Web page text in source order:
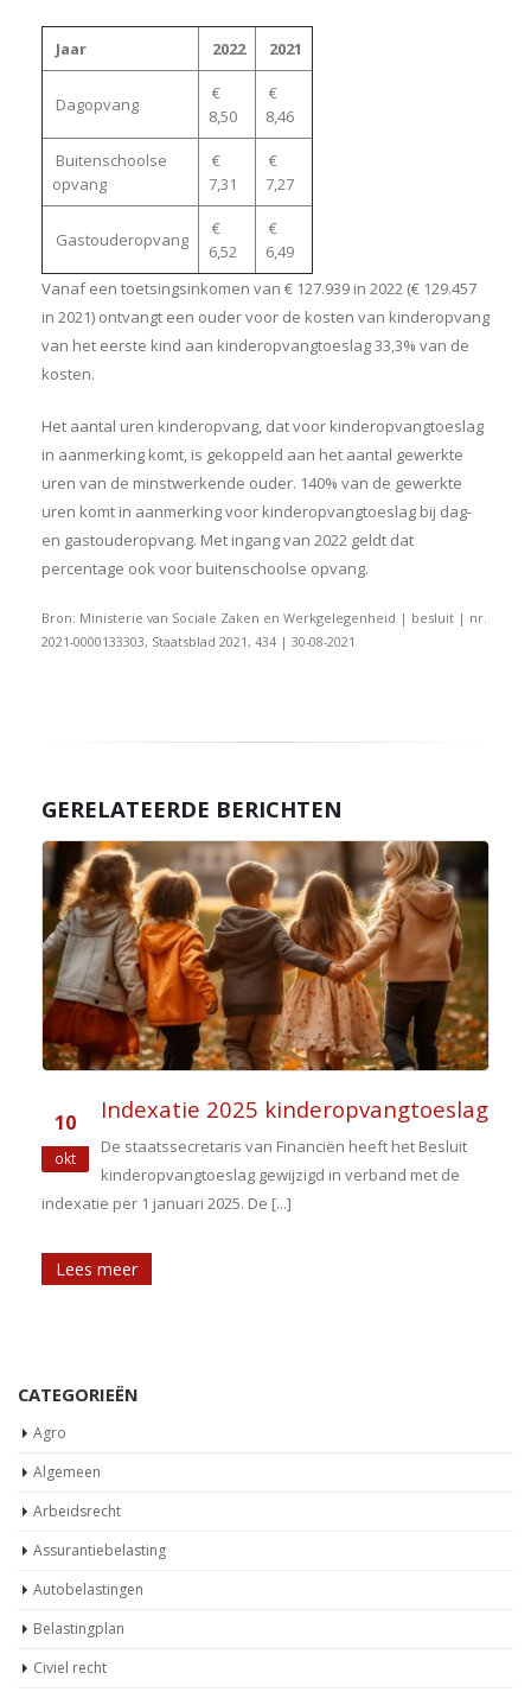
Jaar 2022 2021
Dagopvang
€
8,50
€
8,46
Buitenschoolse
opvang
€
7,31
€
7,27
Gastouderopvang
€
6,52
€
6,49
Vanaf een toetsingsinkomen van € 127.939 in 2022 (€ 129.457
in 2021) ontvangt een ouder voor de kosten van kinderopvang
van het eerste kind aan kinderopvangtoeslag 33,3% van de
kosten.
Het aantal uren kinderopvang, dat voor kinderopvangtoeslag
in aanmerking komt, is gekoppeld aan het aantal gewerkte
uren van de minstwerkende ouder. 140% van de gewerkte
uren komt in aanmerking voor kinderopvangtoeslag bij dag-
en gastouderopvang. Met ingang van 2022 geldt dat
percentage ook voor buitenschoolse opvang.
Bron: Ministerie van Sociale Zaken en Werkgelegenheid | besluit | nr.
2021-0000133303, Staatsblad 2021, 434 | 30-08-2021
GERELATEERDE BERICHTEN
10
okt
Indexatie 2025 kinderopvangtoeslag
De staatssecretaris van Financiën heeft het Besluit
kinderopvangtoeslag gewijzigd in verband met de
indexatie per 1 januari 2025. De [...]
Lees meer
CATEGORIEËN
Agro
Algemeen
Arbeidsrecht
Assurantiebelasting
Autobelastingen
Belastingplan
Civiel recht